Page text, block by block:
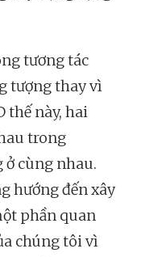
tương tác
tượng thay vì
thế này, hai
trong
cùng nhau.
hướng đến xây
phần quan
chúng tôi vì